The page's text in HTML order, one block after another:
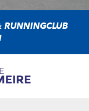
RUNNINGCLUB